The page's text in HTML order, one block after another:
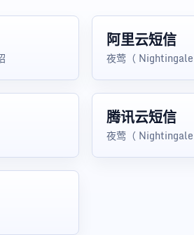
阿里云短信
夜莺（
腾讯云短信
夜莺（